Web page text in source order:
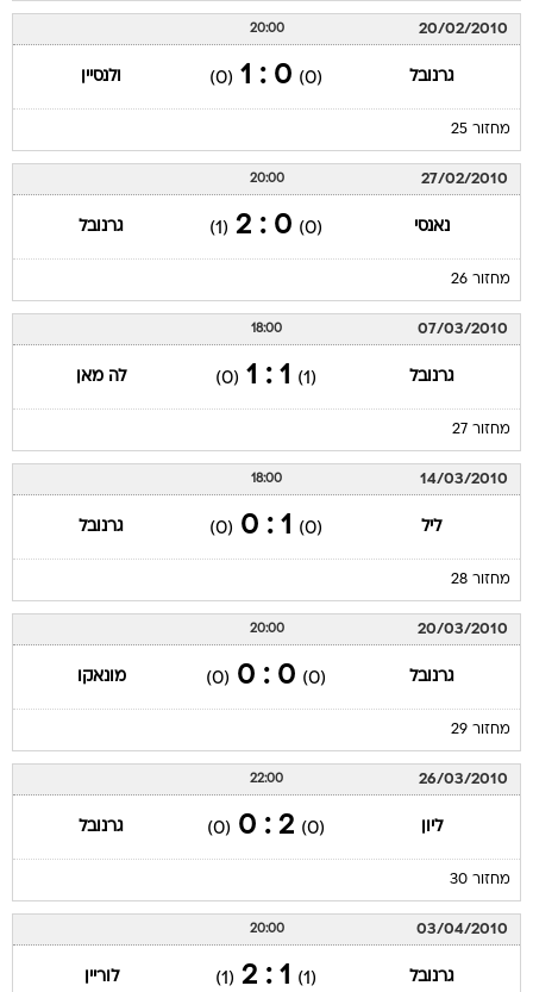
20/02/2010
20:00
גרנובל (0)
0 : 1
(0) ולנסיין
מחזור 25
27/02/2010
20:00
נאנסי (0)
0 : 2
(1) גרנובל
מחזור 26
07/03/2010
18:00
גרנובל (1)
1 : 1
(0) לה מאן
מחזור 27
14/03/2010
18:00
ליל (0)
1 : 0
(0) גרנובל
מחזור 28
20/03/2010
20:00
גרנובל (0)
0 : 0
(0) מונאקו
מחזור 29
26/03/2010
22:00
ליון (0)
2 : 0
(0) גרנובל
מחזור 30
03/04/2010
20:00
גרנובל (1)
1 : 2
(1) לוריין